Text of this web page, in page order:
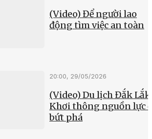
(Video) Để người lao
động tìm việc an toàn
20:00, 29/05/2026
(Video) Du lịch Đắk Lắk:
Khơi thông nguồn lực
bứt phá